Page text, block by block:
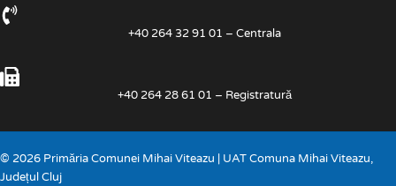
+40 264 32 91 01 – Centrala
+40 264 28 61 01 – Registratură
© 2026 Primăria Comunei Mihai Viteazu | UAT Comuna Mihai Viteazu,
Județul Cluj